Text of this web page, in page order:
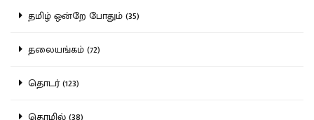
தமிழ் ஒன்றே போதும் (35)
தலையங்கம் (72)
தொடர் (123)
தொழில் (38)